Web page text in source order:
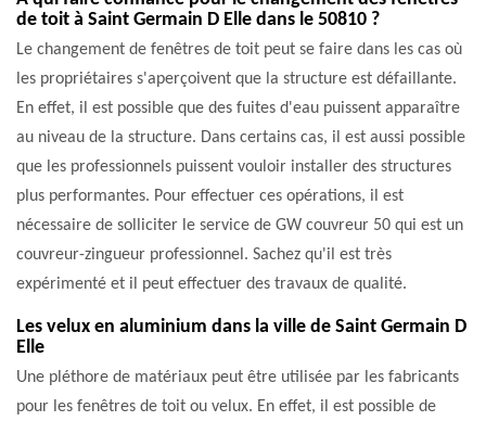
de toit à Saint Germain D Elle dans le 50810 ?
Le changement de fenêtres de toit peut se faire dans les cas où
les propriétaires s'aperçoivent que la structure est défaillante.
En effet, il est possible que des fuites d'eau puissent apparaître
au niveau de la structure. Dans certains cas, il est aussi possible
que les professionnels puissent vouloir installer des structures
plus performantes. Pour effectuer ces opérations, il est
nécessaire de solliciter le service de GW couvreur 50 qui est un
couvreur-zingueur professionnel. Sachez qu'il est très
expérimenté et il peut effectuer des travaux de qualité.
Les velux en aluminium dans la ville de Saint Germain D
Elle
Une pléthore de matériaux peut être utilisée par les fabricants
pour les fenêtres de toit ou velux. En effet, il est possible de